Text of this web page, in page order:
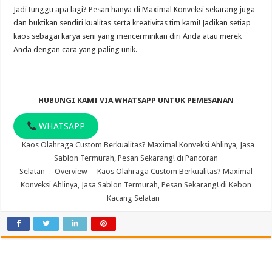
Jadi tunggu apa lagi? Pesan hanya di Maximal Konveksi sekarang juga
dan buktikan sendiri kualitas serta kreativitas tim kami! Jadikan setiap
kaos sebagai karya seni yang mencerminkan diri Anda atau merek
Anda dengan cara yang paling unik.
HUBUNGI KAMI VIA WHATSAPP UNTUK PEMESANAN
WHATSAPP
Kaos Olahraga Custom Berkualitas? Maximal Konveksi Ahlinya, Jasa
Sablon Termurah, Pesan Sekarang! di Pancoran
Selatan
Overview
Kaos Olahraga Custom Berkualitas? Maximal
Konveksi Ahlinya, Jasa Sablon Termurah, Pesan Sekarang! di Kebon
Kacang Selatan